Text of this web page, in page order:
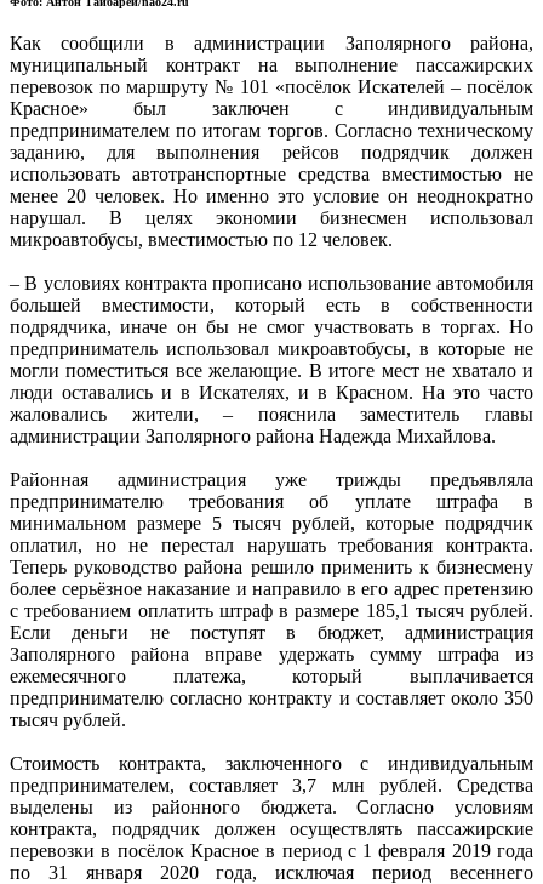
Как сообщили в администрации Заполярного района,
муниципальный контракт на выполнение пассажирских
перевозок по маршруту № 101 «посёлок Искателей – посёлок
Красное» был заключен с индивидуальным
предпринимателем по итогам торгов. Согласно техническому
заданию, для выполнения рейсов подрядчик должен
использовать автотранспортные средства вместимостью не
менее 20 человек. Но именно это условие он неоднократно
нарушал. В целях экономии бизнесмен использовал
микроавтобусы, вместимостью по 12 человек.
– В условиях контракта прописано использование автомобиля
большей вместимости, который есть в собственности
подрядчика, иначе он бы не смог участвовать в торгах. Но
предприниматель использовал микроавтобусы, в которые не
могли поместиться все желающие. В итоге мест не хватало и
люди оставались и в Искателях, и в Красном. На это часто
жаловались жители, – пояснила заместитель главы
администрации Заполярного района Надежда Михайлова.
Районная администрация уже трижды предъявляла
предпринимателю требования об уплате штрафа в
минимальном размере 5 тысяч рублей, которые подрядчик
оплатил, но не перестал нарушать требования контракта.
Теперь руководство района решило применить к бизнесмену
более серьёзное наказание и направило в его адрес претензию
с требованием оплатить штраф в размере 185,1 тысяч рублей.
Если деньги не поступят в бюджет, администрация
Заполярного района вправе удержать сумму штрафа из
ежемесячного платежа, который выплачивается
предпринимателю согласно контракту и составляет около 350
тысяч рублей.
Стоимость контракта, заключенного с индивидуальным
предпринимателем, составляет 3,7 млн рублей. Средства
выделены из районного бюджета. Согласно условиям
контракта, подрядчик должен осуществлять пассажирские
перевозки в посёлок Красное в период с 1 февраля 2019 года
по 31 января 2020 года, исключая период весеннего